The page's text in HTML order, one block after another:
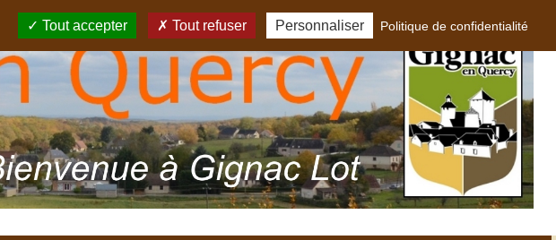
Tout accepter Tout refuser Personnaliser Politique de confidentialité